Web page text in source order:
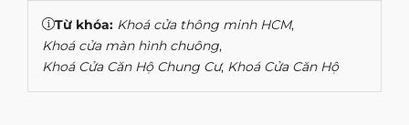
Từ khóa: Khoá cửa thông minh HCM,
Khoá cửa màn hình chuông,
Khoá Cửa Căn Hộ Chung Cư, Khoá Cửa Căn Hộ